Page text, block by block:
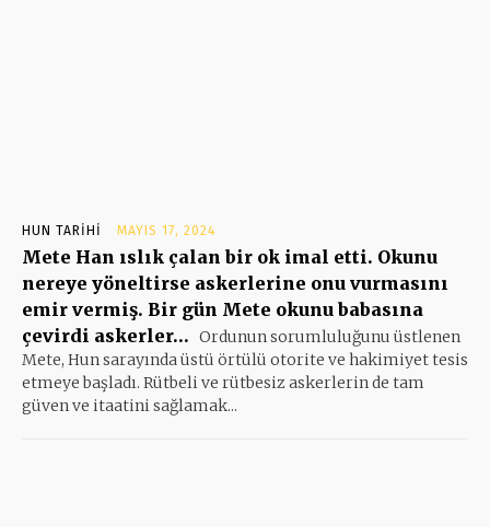
HUN TARIHI MAYIS 17, 2024
Mete Han ıslık çalan bir ok imal etti. Okunu
nereye yöneltirse askerlerine onu vurmasını
emir vermiş. Bir gün Mete okunu babasına
çevirdi askerler… Ordunun sorumluluğunu üstlenen
Mete, Hun sarayında üstü örtülü otorite ve hakimiyet tesis
etmeye başladı. Rütbeli ve rütbesiz askerlerin de tam
güven ve itaatini sağlamak...